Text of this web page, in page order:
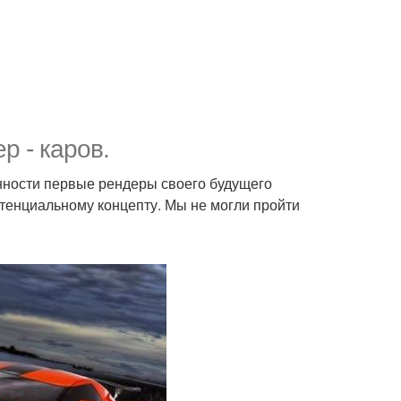
- каров.
первые рендеры своего будущего
концепту. Мы не могли пройти